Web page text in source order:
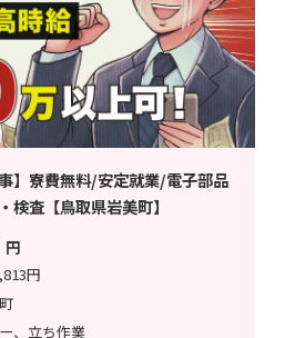
】寮費無料/安定就業/電子部品
検査【鳥取県岩美町】
円
円
、立ち作業